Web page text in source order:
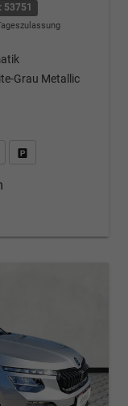
53751
Grau Metallic
& Angebot anfordern
PDF-Datei, Fahrzeugexposé